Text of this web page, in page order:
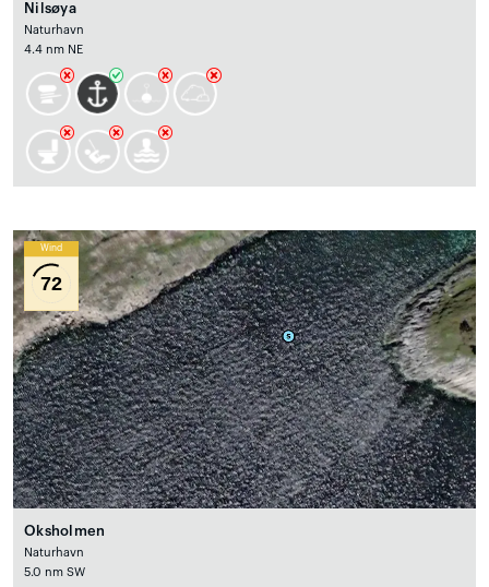
Nilsøya
Naturhavn
4.4 nm NE
Wind
72
Oksholmen
Naturhavn
5.0 nm SW